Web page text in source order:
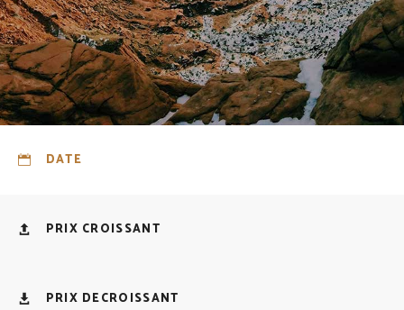
DATE
PRIX CROISSANT
PRIX DECROISSANT